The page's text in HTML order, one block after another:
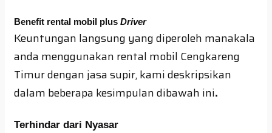
Benefit rental mobil plus Driver
Keuntungan langsung yang diperoleh manakala
anda menggunakan rental mobil Cengkareng
Timur dengan jasa supir, kami deskripsikan
dalam beberapa kesimpulan dibawah ini.
Terhindar dari Nyasar